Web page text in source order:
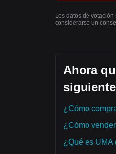
Los datos de
considerarse un
Ahora
¿Cómo
¿Cómo
¿Qué es UMA